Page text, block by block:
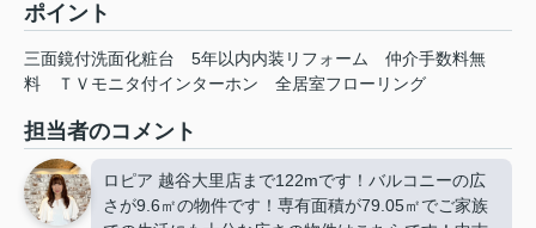
ポイント
三面鏡付洗面化粧台 5年以内内装リフォーム
仲介手数料無
料
ＴＶモニタ付インターホン 全居室フローリング
担当者のコメント
ロピア 越谷大里店まで122mです！バルコニーの広
さが9.6㎡の物件です！専有面積が79.05㎡でご家族